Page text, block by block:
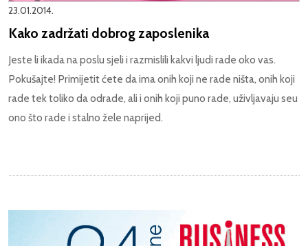
23.01.2014.
Kako zadržati dobrog zaposlenika
Jeste li ikada na poslu sjeli i razmislili kakvi ljudi rade oko vas.
Pokušajte! Primijetit ćete da ima onih koji ne rade ništa, onih koji
rade tek toliko da odrade, ali i onih koji puno rade, uživljavaju seu
ono što rade i stalno žele naprijed.